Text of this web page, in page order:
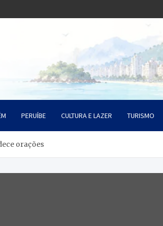
Litoral SP
PERUÍBE CULTURA E LAZER TURISMO
orações